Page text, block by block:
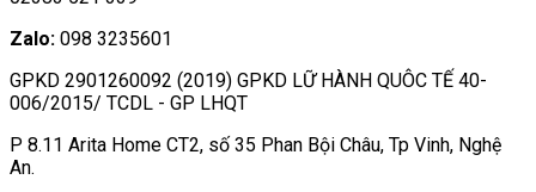
Zalo: 098 3235601
GPKD 2901260092 (2019) GPKD LỮ HÀNH QUÔC TẾ 40-
006/2015/ TCDL - GP LHQT
P 8.11 Arita Home CT2, số 35 Phan Bội Châu, Tp Vinh, Nghệ
An.